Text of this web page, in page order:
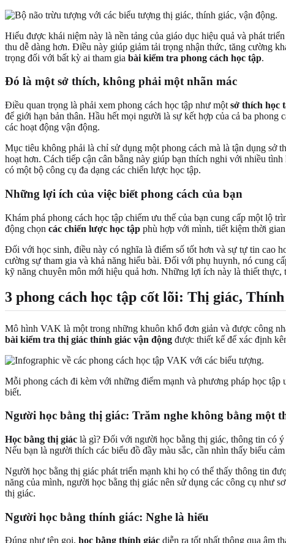
Hiểu được khái niệm này là nền tảng của giáo dục hiệu quả và phát
thu dễ dàng hơn. Điều này giúp giảm tải trọng nhận thức, tăng cường
trọng đối với bất kỳ ai tham gia bài kiểm tra phong cách học tập.
Đó là một sở thích, không phải một nhãn mác
Điều quan trọng là phải xem phong cách học tập như một sở thích học
để giới hạn bản thân. Hầu hết mọi người là sự kết hợp của cả ba
các hoạt động vận động.
Mục tiêu không phải là chỉ sử dụng một phong cách mà là tận dụng sở
hoạt hơn. Cách tiếp cận cân bằng này giúp bạn thích nghi với nhiều
có một bộ công cụ đa dạng các chiến lược học tập.
Những lợi ích của việc biết phong cách của bạn
Khám phá phong cách học tập chiếm ưu thế của bạn cung cấp một lộ
động chọn các chiến lược học tập phù hợp với mình, tiết kiệm thời
Đối với học sinh, điều này có nghĩa là điểm số tốt hơn và sự tự tin cao
cường sự tham gia và khả năng hiểu bài. Đối với phụ huynh, nó cung
kỹ năng chuyên môn mới hiệu quả hơn. Những lợi ích này là thiết
3 phong cách học tập cốt lõi: Thị giác,
Mô hình VAK là một trong những khuôn khổ đơn giản và được công
bài kiểm tra thị giác thính giác vận động được thiết kế để xác định
Mỗi phong cách đi kèm với những điểm mạnh và phương pháp học
biết.
Người học bằng thị giác: Trăm nghe không bằng một
Học bằng thị giác là gì? Đối với người học bằng thị giác, thông tin có
Nếu bạn là người thích các biểu đồ đầy màu sắc, cần nhìn thấy biểu
Người học bằng thị giác phát triển mạnh khi họ có thể thấy thông tin
năng của mình, người học bằng thị giác nên sử dụng các công cụ như
thị giác.
Người học bằng thính giác: Nghe là hiểu
Đúng như tên gọi, học bằng thính giác diễn ra tốt nhất thông qua âm